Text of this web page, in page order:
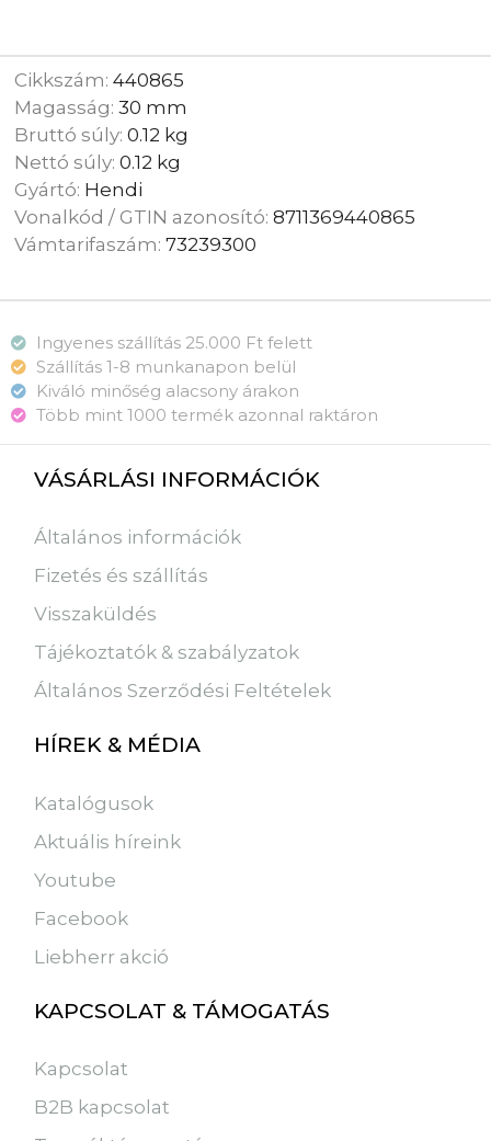
Cikkszám:440865
Magasság:30 mm
Bruttó súly:0.12 kg
Nettó súly:0.12 kg
Gyártó: Hendi
Vonalkód / GTIN azonosító:8711369440865
Vámtarifaszám:73239300
Ingyenes szállítás 25.000 Ft felett
Szállítás 1-8 munkanapon belül
Kiváló minőség alacsony árakon
Több mint 1000 termék azonnal raktáron
VÁSÁRLÁSI INFORMÁCIÓK
Általános információk
Fizetés és szállítás
Visszaküldés
Tájékoztatók & szabályzatok
Általános Szerződési Feltételek
HÍREK & MÉDIA
Katalógusok
Aktuális híreink
Youtube
Facebook
Liebherr akció
KAPCSOLAT & TÁMOGATÁS
Kapcsolat
B2B kapcsolat